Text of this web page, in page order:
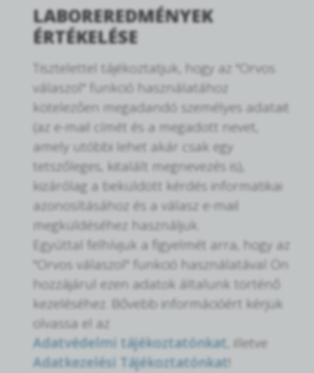
LABOREREDMÉNYEK
ÉRTÉKELÉSE
Tisztelettel tájékoztatjuk, hogy az "Orvos
válaszol" funkció használatához
kötelezően megadandó személyes adatait
(az e-mail címét és a megadott nevet,
amely utóbbi lehet akár csak egy
tetszőleges, kitalált megnevezés is),
kizárólag a beküldött kérdés informatikai
azonosításához és a válasz e-mail
megküldéséhez használjuk.
Egyúttal felhívjuk a figyelmét arra, hogy az
"Orvos válaszol" funkció használatával Ön
hozzájárul ezen adatok általunk történő
kezeléséhez. Bővebb információért kérjük
olvassa el az
Adatvédelmi tájékoztatónkat , illetve
Adatkezelési Tájékoztatónkat!